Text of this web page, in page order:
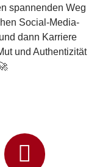
spannenden Weg
Social-Media-
dann Karriere
und Authentizität